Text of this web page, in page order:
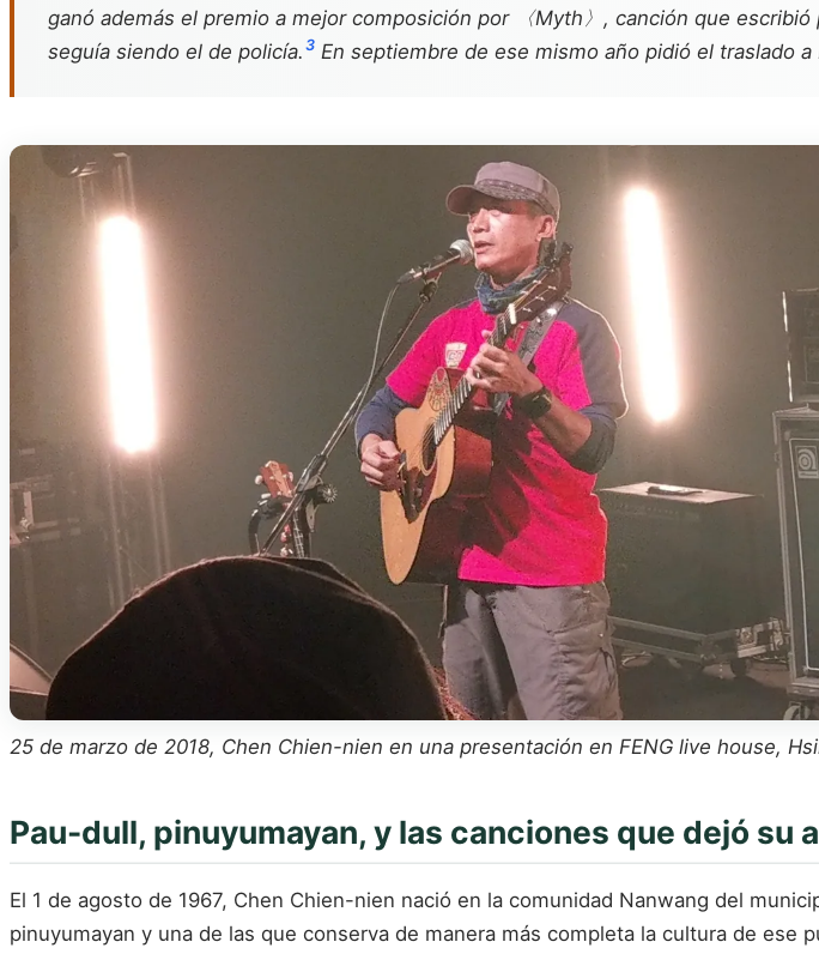
ganó además el premio a mejor composición por 〈Myth〉, canción que escribió
seguía siendo el de policía. 3 En septiembre de ese mismo año pidió el traslado
25 de marzo de 2018, Chen Chien-nien en una presentación en FENG live house,
Pau-dull, pinuyumayan, y las canciones que dejó su
El 1 de agosto de 1967, Chen Chien-nien nació en la comunidad Nanwang del
pinuyumayan y una de las que conserva de manera más completa la cultura de ese